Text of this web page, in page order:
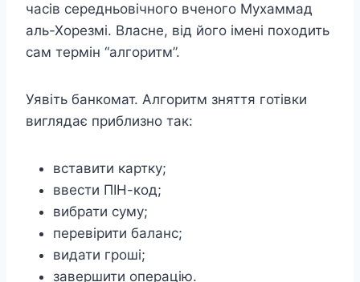
часів середньовічного вченого Мухаммад
аль-Хорезмі. Власне, від його імені походить
сам термін “алгоритм”.
Уявіть банкомат. Алгоритм зняття готівки
виглядає приблизно так:
вставити картку;
ввести ПІН-код;
вибрати суму;
перевірити баланс;
видати гроші;
завершити операцію.